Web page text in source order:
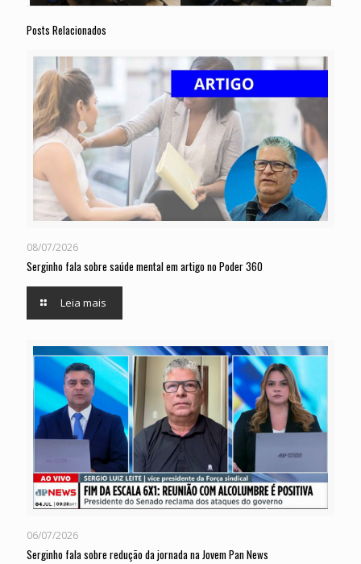
Posts Relacionados
08/07/2026
Serginho fala sobre saúde mental em artigo no Poder 360
Leia mais
06/07/2026
Serginho fala sobre redução da jornada na Jovem Pan News